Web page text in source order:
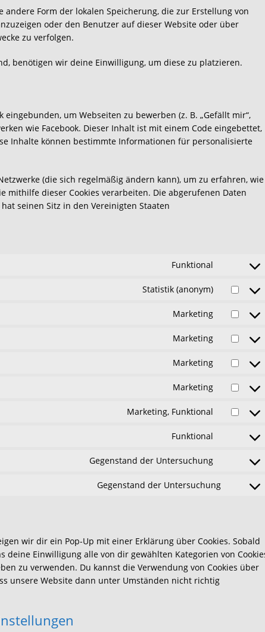
andere Form der lokalen Speicherung, die zur Erstellung von
oder den Benutzer auf dieser Website oder über
zu verfolgen.
benötigen wir deine Einwilligung, um diese zu platzieren.
um Webseiten zu bewerben (z. B. „Gefällt mir“,
wie Facebook. Dieser Inhalt ist mit einem Code eingebettet,
Inhalte können bestimmte Informationen für personalisierte
(die sich regelmäßig ändern kann), um zu erfahren, wie
mithilfe dieser Cookies verarbeiten. Die abgerufenen Daten
seinen Sitz in den Vereinigten Staaten
Funktional
Consent
service
wordpress
Statistik (anonym)
Consent
service
burst-
Marketing
Consent
service
google-
Marketing
Consent
service
google-
Marketing
Consent
service
google-
Marketing
Consent
service
youtube
Marketing, Funktional
Consent
facebook
Funktional
Consent
complianz
Gegenstand der Untersuchung
Consent
Gegenstand der Untersuchung
Consent
wir dir ein Pop-Up mit einer Erklärung über Cookies. Sobald
deine Einwilligung alle von dir gewählten Kategorien von
zu verwenden. Du kannst die Verwendung von Cookies über
unsere Website dann unter Umständen nicht richtig